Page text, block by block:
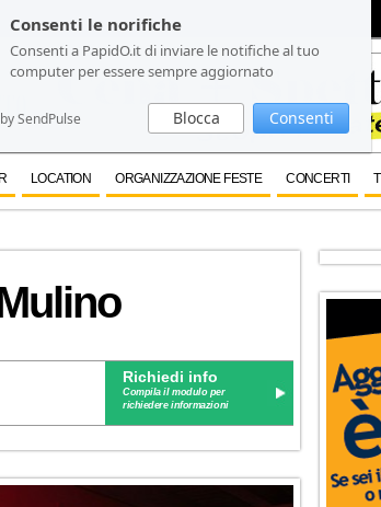
Consenti le norifiche
Consenti a PapidO.it di inviare le notifiche al tuo
computer per essere sempre aggiornato
Blocca Consenti
SendPulse
Consenti le norifiche
Consenti a PapidO.it di inviare le notifiche al tuo
computer per essere sempre aggiornato
Blocca Consenti
SendPulse
LOCATION ORGANIZZAZIONE FESTE CONCERTI
Richiedi info
Compila il modulo per
richiedere informazioni